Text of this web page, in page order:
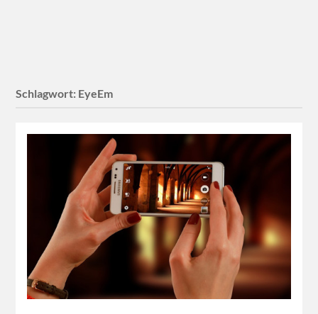
Schlagwort: EyeEm